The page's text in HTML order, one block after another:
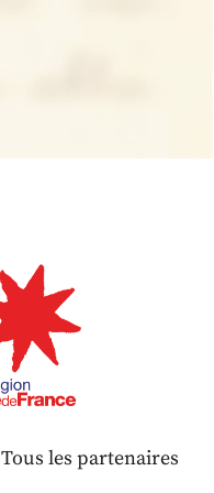
Tous les partenaires